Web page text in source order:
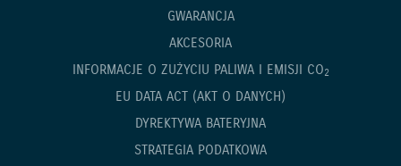
GWARANCJA
AKCESORIA
INFORMACJE O ZUŻYCIU PALIWA I EMISJI CO2
EU DATA ACT (AKT O DANYCH)
DYREKTYWA BATERYJNA
STRATEGIA PODATKOWA